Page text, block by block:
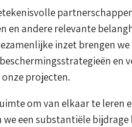
en andere relevante
inzet brengen
en
projecten.
om van elkaar te leren
een substantiële bijdrage